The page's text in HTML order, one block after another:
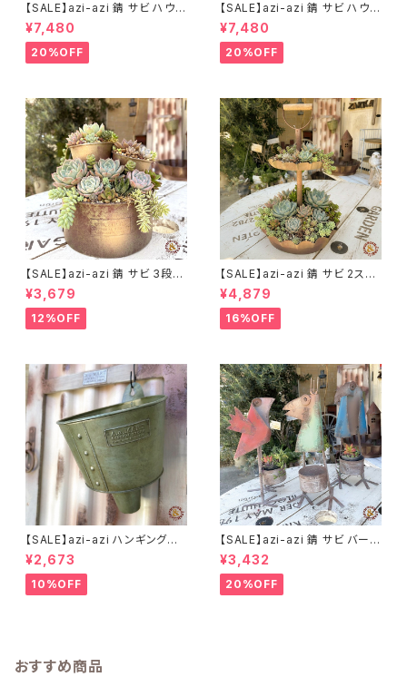
【SALE】azi-azi 錆 サビ ハウス
プランター ラウンド 訳あり 特価
送料無料
¥7,480
20%OFF
【SALE】azi-azi 錆 サビ ハウス
プランター スクエア 訳あり 特
価 送料無料
¥7,480
20%OFF
【SALE】azi-azi 錆 サビ 3段シ
ャビー プランター
¥3,679
12%OFF
【SALE】azi-azi 錆 サビ 2ステ
ップ プランター
¥4,879
16%OFF
【SALE】azi-azi ハンギングブ
リキ漏斗プランターB
¥2,673
10%OFF
【SALE】azi-azi 錆 サビ バード
メタルプランター
¥3,432
20%OFF
おすすめ商品